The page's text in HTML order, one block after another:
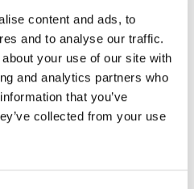
content and ads, to
and to analyse our traffic.
your use of our site with
and analytics partners who
that you’ve
collected from your use
PIM, który nie tylko
potrzeby, ale także
polskich rozwiązań